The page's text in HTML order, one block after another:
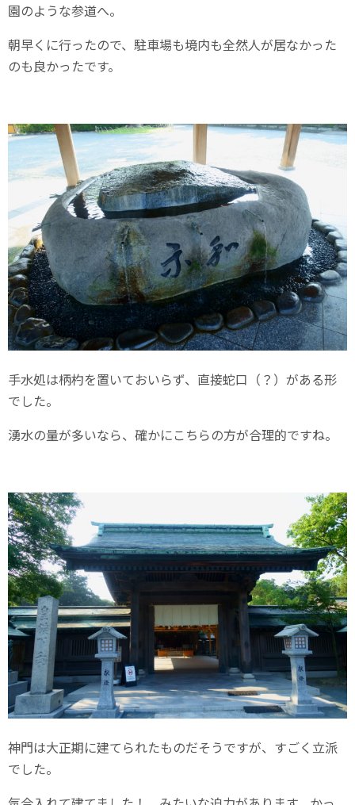
園のような参道へ。
朝早くに行ったので、駐車場も境内も全然人が居なかった
のも良かったです。
手水処は柄杓を置いておいらず、直接蛇口（？）がある形
でした。
湧水の量が多いなら、確かにこちらの方が合理的ですね。
神門は大正期に建てられたものだそうですが、すごく立派
でした。